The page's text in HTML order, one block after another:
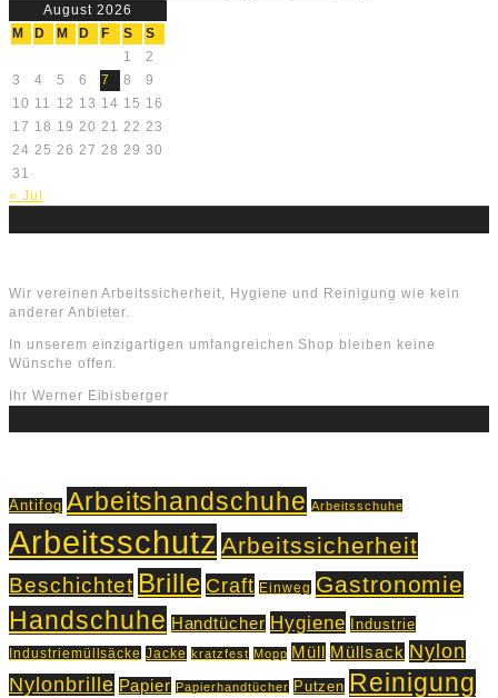
August 2026
M
D M D F S
S
1
2
3
4 5 6 7 8
9
10 11 12 13 14 15 16
17 18 19 20 21 22 23
24 25 26 27 28 29 30
31
« Jul
Wir vereinen Arbeitssicherheit, Hygiene und Reinigung wie kein
anderer Anbieter.
In unserem einzigartigen umfangreichen Shop bleiben keine
Wünsche offen.
Ihr Werner Eibisberger
Antifog Arbeitshandschuhe Arbeitsschuhe
Arbeitsschutz Arbeitssicherheit
Beschichtet Brille Craft Einweg Gastronomie
Handschuhe Handtücher Hygiene Industrie
Industriemüllsäcke Jacke kratzfest Mopp Müll Müllsack Nylon
Nylonbrille Papier Papierhandtücher Putzen Reinigung